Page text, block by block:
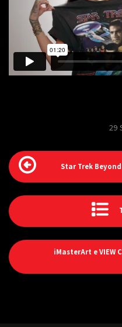
29
Star Trek
iMasterArt e VIEW